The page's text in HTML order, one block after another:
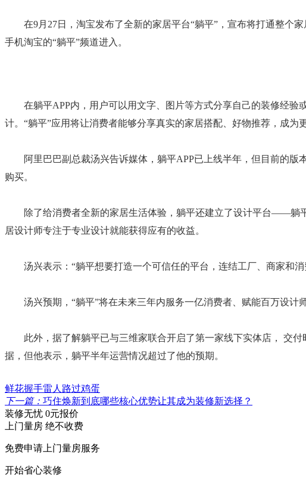
在9月27日，淘宝发布了全新的家居平台“躺平”，宣布将打通整个家
手机淘宝的“躺平”频道进入。
在躺平APP内，用户可以用文字、 图片等方式分享自己的装修经验
计。“躺平”应用将让消费者能够分享真实的家居搭配、好物推荐，成为
阿里巴巴副总裁汤兴告诉媒体，躺平APP已上线半年，但目前的版
购买。
除了给消费者全新的家居生活体验，躺平还建立了设计平台——躺
居设计师专注于专业设计就能获得应有的收益。
汤兴表示：“躺平想要打造一个可信任的平台，连结工厂、商家和消
汤兴预期，“躺平”将在未来三年内服务一亿消费者、赋能百万设计
此外，据了解躺平已与三维家联合开启了第一家线下实体店， 交付
据，但他表示，躺平半年运营情况超过了他的预期。
鲜花握手雷人 路过鸡蛋
下一篇： 巧住焕新到底哪些核心优势让其成为装修新选择？
装修无忧 0元报价
上门量房 绝不收费
免费申请上门量房服务
开始省心装修